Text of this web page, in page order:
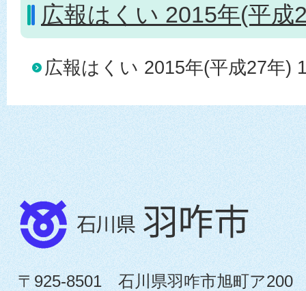
広報はくい 2015年(平成
広報はくい 2015年(平成27年)
〒925-8501 石川県羽咋市旭町ア200